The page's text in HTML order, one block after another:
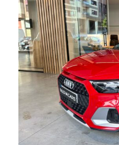
AUDI
30TFSI